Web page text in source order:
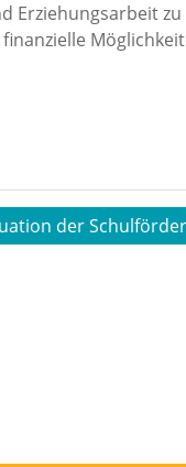
Erziehungsarbeit
der